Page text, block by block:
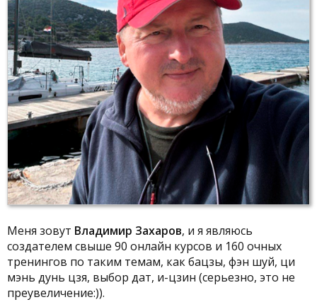
Меня зовут Владимир Захаров, и я являюсь
создателем свыше 90 онлайн курсов и 160 очных
тренингов по таким темам, как бацзы, фэн шуй, ци
мэнь дунь цзя, выбор дат, и-цзин (серьезно, это не
преувеличение:)).